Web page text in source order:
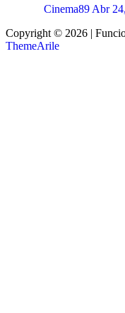
Cinema89 Abr
Copyright © 2026 |
ThemeArile